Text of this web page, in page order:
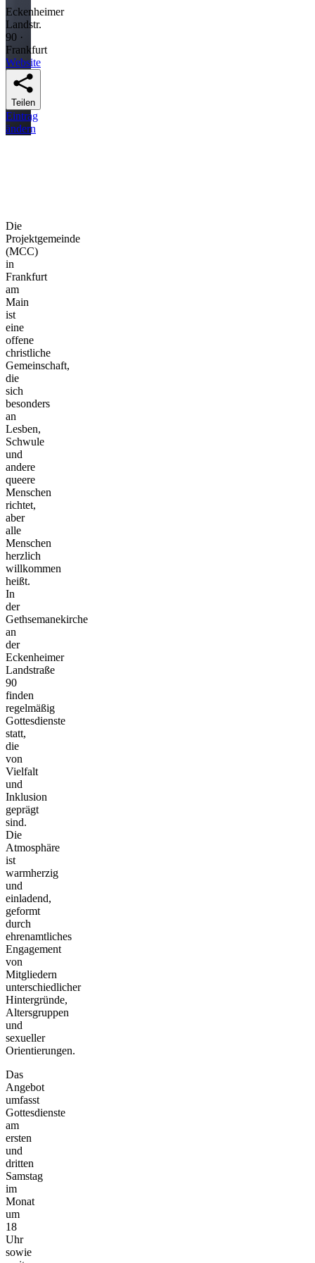
Eckenheimer
Landstr.
90 ·
Frankfurt
Website
Teilen
Eintrag
ändern
Die
Projektgemeinde
(MCC)
in
Frankfurt
am
Main
ist
eine
offene
christliche
Gemeinschaft,
die
sich
besonders
an
Lesben,
Schwule
und
andere
queere
Menschen
richtet,
aber
alle
Menschen
herzlich
willkommen
heißt.
In
der
Gethsemanekirche
an
der
Eckenheimer
Landstraße
90
finden
regelmäßig
Gottesdienste
statt,
die
von
Vielfalt
und
Inklusion
geprägt
sind.
Die
Atmosphäre
ist
warmherzig
und
einladend,
geformt
durch
ehrenamtliches
Engagement
von
Mitgliedern
unterschiedlicher
Hintergründe,
Altersgruppen
und
sexueller
Orientierungen.
Das
Angebot
umfasst
Gottesdienste
am
ersten
und
dritten
Samstag
im
Monat
um
18
Uhr
sowie